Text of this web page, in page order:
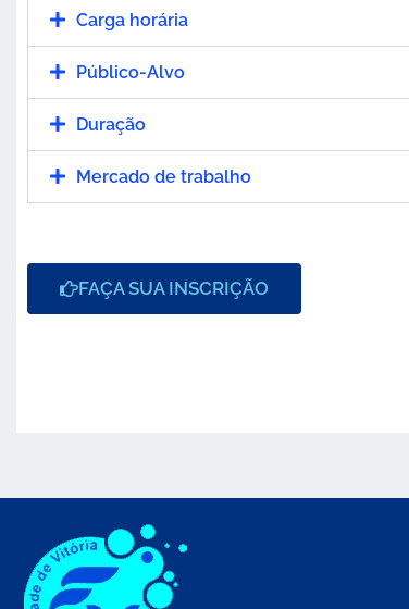
Carga horária
Público-Alvo
Duração
Mercado de trabalho
FAÇA SUA INSCRIÇÃO